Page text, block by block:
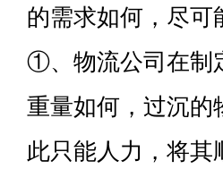
的需求如何，尽可
①、物流公司在制
重量如何，过沉的
此只能人力，将